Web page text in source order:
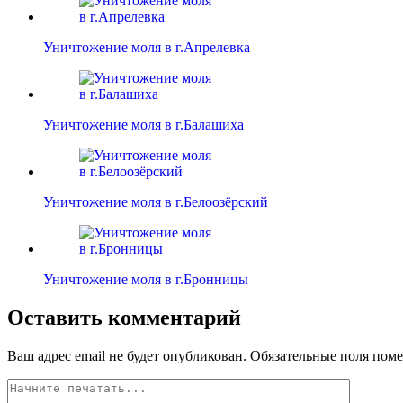
Уничтожение моля в г.Апрелевка
Уничтожение моля в г.Балашиха
Уничтожение моля в г.Белоозёрский
Уничтожение моля в г.Бронницы
Оставить комментарий
Ваш адрес email не будет опубликован. Обязательные поля